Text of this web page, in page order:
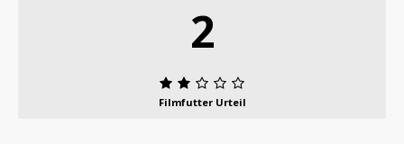
2
Filmfutter Urteil